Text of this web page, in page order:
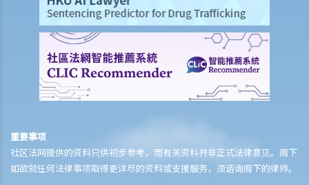
8. 管有违禁武器（《武器条例》第4条）
9. 在公众地方管有攻击性武器（《公安条例》第33条）与有所意图管有
攻击性武器等（《简易程序治罪条例》第17条）有何分别？
C. 有关公职人员的罪行
1. 抗拒或阻碍公职人员或其他依法执行公务的人（《简易程序治罪条
2. 袭击执行职责的警务人员 (《警队条例》第63条)
3. 意图犯罪而袭击或袭警（《侵害人身罪条例》第36(b)条）
D. 有关财物的罪行
重要事项
社区法网提供的资料只供初步参考，而有关资料并非正式法律意见。阁下
如欲就任何法律事项取得更详尽的资料或支援服务，须谘询阁下的律师。